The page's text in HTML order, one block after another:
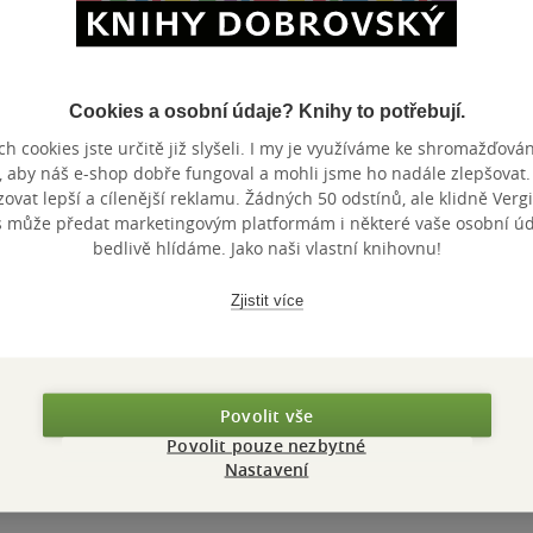
Nedostupné
Problémy a
příběhy
Nedostupné
Na kytaru snadno
a rychle aneb
metoda,jak se
0.0
z
Nedostupné
Nedostupné
Eseje o
Cookies a osobní údaje? Knihy to potřebují.
cookies jste určitě již slyšeli. I my je využíváme ke
aby náš e-shop dobře fungoval a mohli jsme ho nadále zlepšovat.
lepší a cílenější reklamu. Žádných 50 odstínů, ale klidně
může předat marketingovým platformám i některé vaše osobní
bedlivě hlídáme. Jako naši vlastní knihovnu!
Zjistit více
Povolit vše
Povolit pouze nezbytné
Nastavení